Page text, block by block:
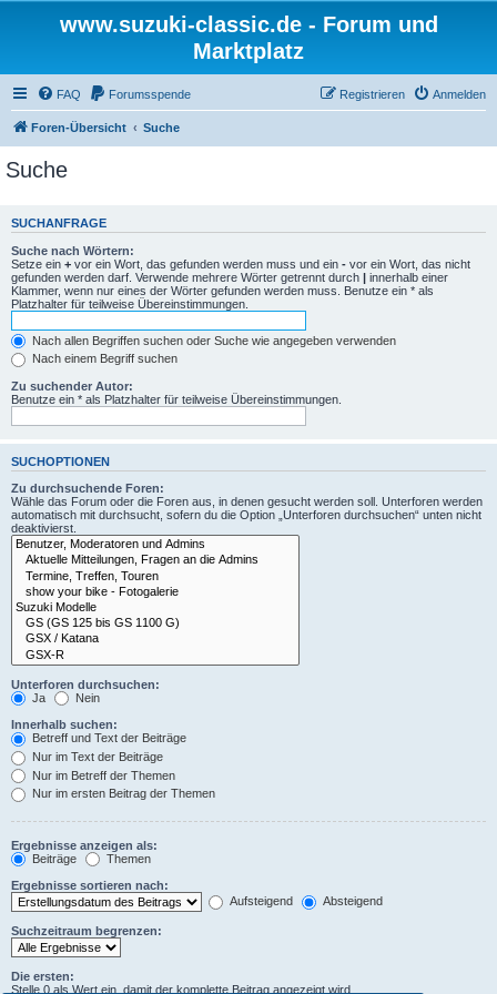
www.suzuki-classic.de - Forum und
Marktplatz
FAQ Forumsspende Anmelden
Registrieren
Foren-Übersicht Suche
Suche
SUCHANFRAGE
Suche nach Wörtern:
Setze ein + vor ein Wort, das gefunden werden muss und ein - vor ein Wort, das nicht
gefunden werden darf. Verwende mehrere Wörter getrennt durch | innerhalb einer
Klammer, wenn nur eines der Wörter gefunden werden muss. Benutze ein * als
Platzhalter für teilweise Übereinstimmungen.
Nach allen Begriffen suchen oder Suche wie angegeben verwenden
Nach einem Begriff suchen
Zu suchender Autor:
Benutze ein * als Platzhalter für teilweise Übereinstimmungen.
SUCHOPTIONEN
Zu durchsuchende Foren:
Wähle das Forum oder die Foren aus, in denen gesucht werden soll. Unterforen werden
automatisch mit durchsucht, sofern du die Option „Unterforen durchsuchen“ unten nicht
deaktivierst.
Unterforen durchsuchen:
Ja
Nein
Innerhalb suchen:
Betreff und Text der Beiträge
Nur im Text der Beiträge
Nur im Betreff der Themen
Nur im ersten Beitrag der Themen
Ergebnisse anzeigen als:
Beiträge
Themen
Ergebnisse sortieren nach:
Aufsteigend
Absteigend
Suchzeitraum begrenzen:
Die ersten:
Stelle 0 als Wert ein, damit der komplette Beitrag angezeigt wird.